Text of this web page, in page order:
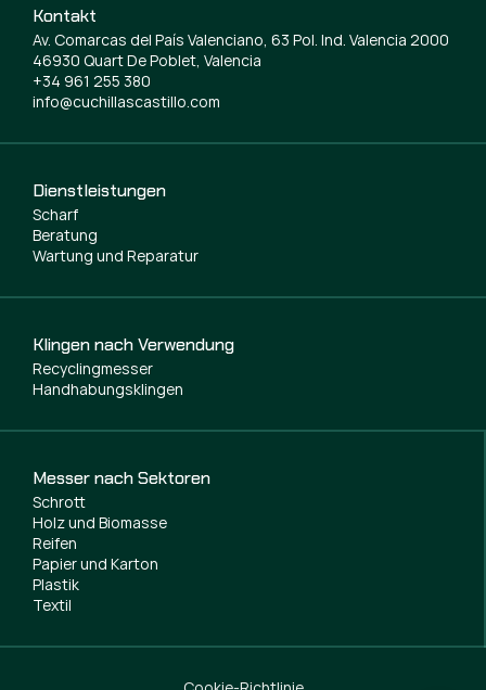
Dienstleistungen
Scharf
Beratung
Wartung und Reparatur
Klingen nach Verwendung
Recyclingmesser
Handhabungsklingen
Messer nach Sektoren
Schrott
Holz und Biomasse
Reifen
Papier und Karton
Plastik
Textil
Kontakt
Av. Comarcas del País Valenciano, 63 Pol. Ind. Valencia 2000
46930 Quart De Poblet, Valencia
+34 961 255 380
info@cuchillascastillo.com